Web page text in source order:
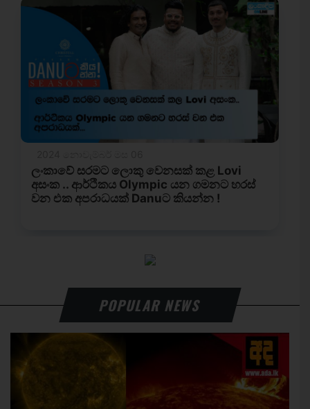
POPULAR NEWS